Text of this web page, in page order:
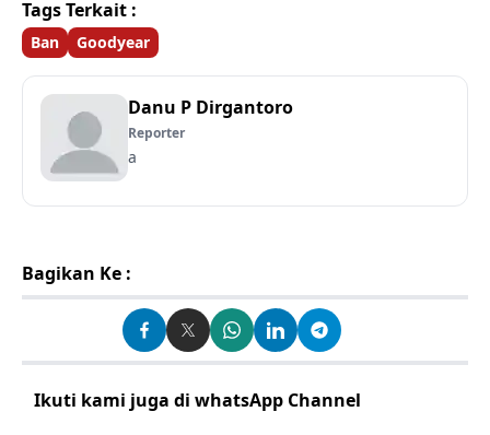
Tags Terkait :
Ban Goodyear
Danu P Dirgantoro
Reporter
a
Bagikan Ke :
Ikuti kami juga di whatsApp Channel